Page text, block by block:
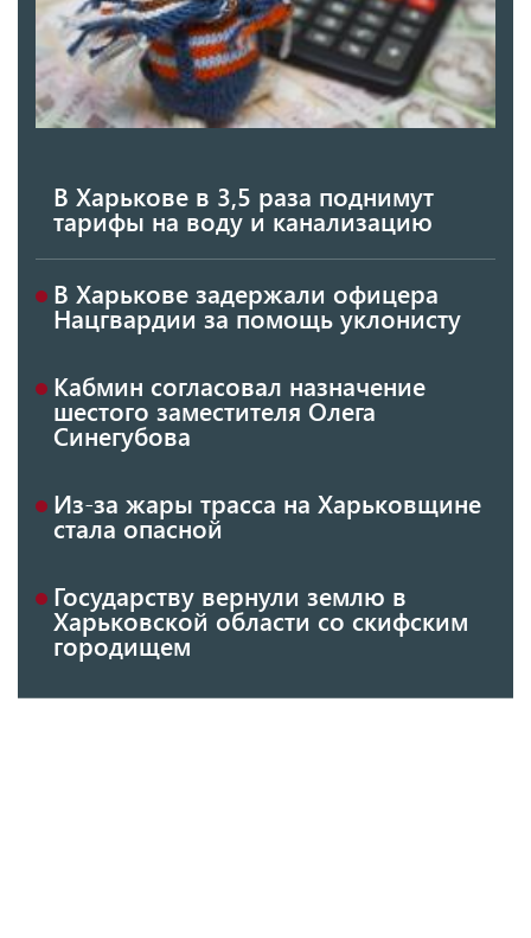
В Харькове в 3,5 раза поднимут
тарифы на воду и канализацию
В Харькове задержали офицера
Нацгвардии за помощь уклонисту
Кабмин согласовал назначение
шестого заместителя Олега
Синегубова
Из-за жары трасса на Харьковщине
стала опасной
Государству вернули землю в
Харьковской области со скифским
городищем